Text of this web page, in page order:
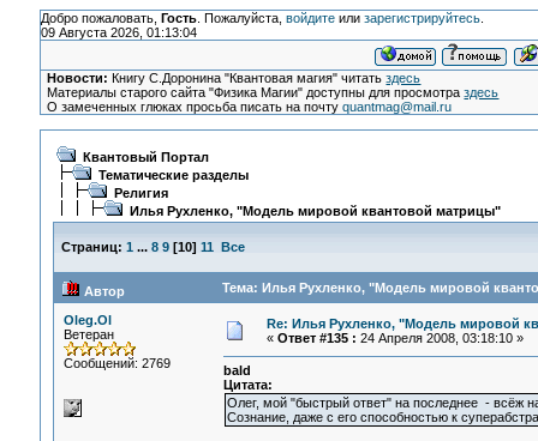
Добро пожаловать, Гость. Пожалуйста, войдитеили зарегистрируйтесь.
09 Августа 2026, 01:13:04
Новости: Книгу С.Доронина "Квантовая магия" читатьздесь
Материалы старого сайта "Физика Магии" доступны для просмотраздесь
О замеченных глюках просьба писать на почтуquantmag@mail.ru
Квантовый Портал
Тематические разделы
Религия
Илья Рухленко, "Модель мировой квантовой матрицы"
Страниц: 1 ... 8 9[10] 11 Все
Автор Тема: Илья Рухленко, "Модель мировой
Oleg.Ol
Ветеран
Сообщений: 2769
Re: Илья Рухленко, "Модель мировой
« Ответ #135 : 24 Апреля 2008, 03:18:10 »
bald
Цитата:
Олег, мой "быстрый ответ" на последнее - всёж
Сознание, даже с его способностью к